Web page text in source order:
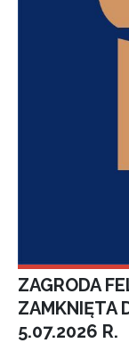
ZAGRODA
ZAMKNIĘTA
5.07.2026 R.